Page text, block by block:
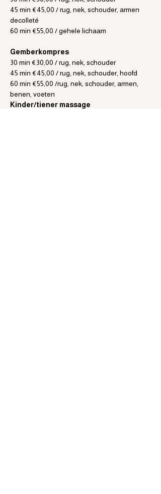
45 min €45,00 / rug, nek, schouder, armen
decolleté
60 min €55,00 / gehele lichaam
Gemberkompres
30 min €30,00 / rug, nek, schouder
45 min €45,00 / rug, nek, schouder, hoofd
60 min €55,00 /rug, nek, schouder, armen,
benen, voeten
Kinder/tiener massage